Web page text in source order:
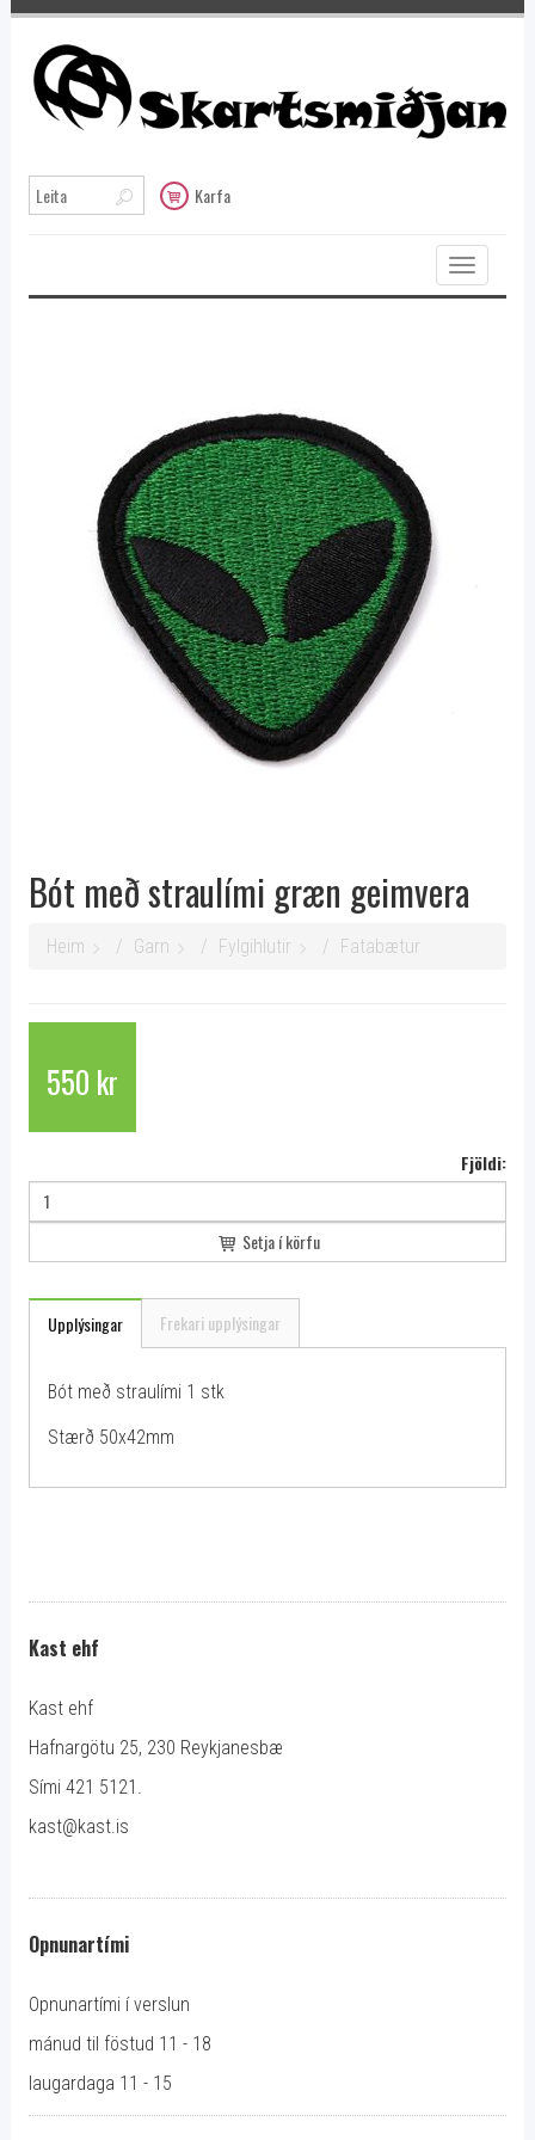
Karfa
Toggle
navigation
Bót með straulími græn geimvera
Heim Garn Fylgihlutir Fatabætur
550 kr
Fjöldi:
Setja í körfu
Upplýsingar Frekari upplýsingar
Bót með straulími 1 stk
Stærð 50x42mm
Kast ehf
Kast ehf
Hafnargötu 25, 230 Reykjanesbæ
Sími 421 5121.
kast@kast.is
Opnunartími
Opnunartími í verslun
mánud til föstud 11 - 18
laugardaga 11 - 15